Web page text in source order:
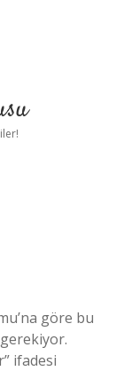
göre bu
gerekiyor.
ifadesi